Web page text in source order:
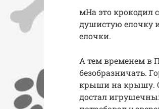
мНа это крокодил
душистую елочку
елочки.
А тем временем в
безобразничать.
крыши на крышу.
достал